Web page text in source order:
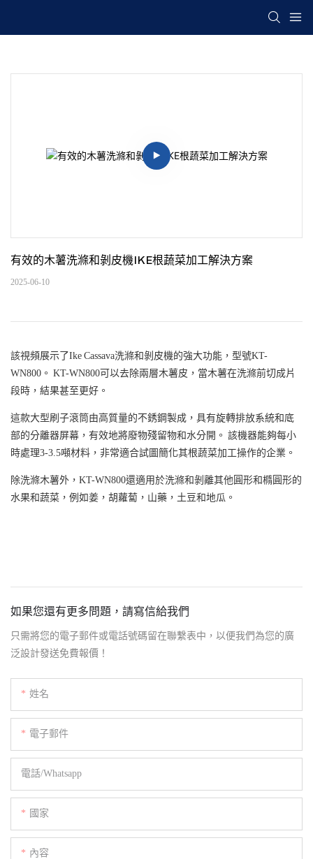
有效的木薯洗滌和剝皮機IKE根蔬菜加工解決方案
2025-06-10
該視頻展示了Ike Cassava洗滌和剝皮機的強大功能，型號KT-
WN800。 KT-WN800可以去除兩層木薯皮，當木薯在洗滌前切成片
段時，結果甚至更好。
這款大型刷子滾筒由高質量的不銹鋼製成，具有旋轉排放系統和底
部的分離器屏幕，有效地將廢物殘留物和水分開。 該機器能夠每小
時處理3-3.5噸材料，非常適合試圖簡化其根蔬菜加工操作的企業。
除洗滌木薯外，KT-WN800還適用於洗滌和剝離其他圓形和橢圓形的
水果和蔬菜，例如姜，胡蘿蔔，山藥，土豆和地瓜。
如果您還有更多問題，請寫信給我們
只需將您的電子郵件或電話號碼留在聯繫表中，以便我們為您的廣
泛設計發送免費報價！
姓名
電子郵件
電話/whatsapp
國家
內容